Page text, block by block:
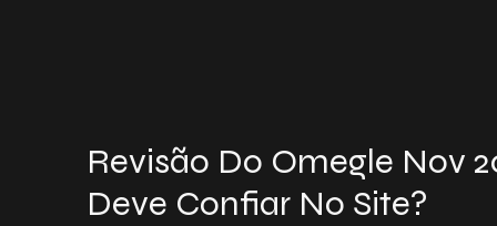
Revisão Do Omegle Nov
Deve Confiar No Site?